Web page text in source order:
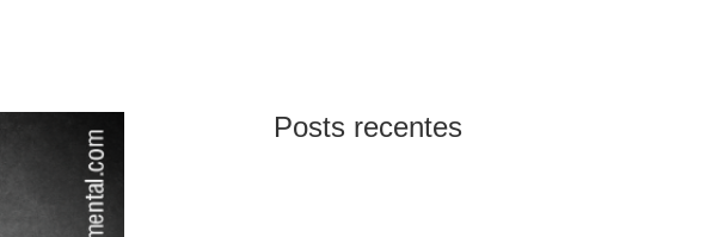
Posts recentes